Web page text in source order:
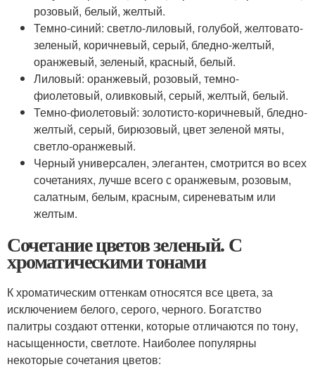
розовый, белый, желтый.
Темно-синий: светло-лиловый, голубой, желтовато-
зеленый, коричневый, серый, бледно-желтый,
оранжевый, зеленый, красный, белый.
Лиловый: оранжевый, розовый, темно-
фиолетовый, оливковый, серый, желтый, белый.
Темно-фиолетовый: золотисто-коричневый, бледно-
желтый, серый, бирюзовый, цвет зеленой мяты,
светло-оранжевый.
Черный универсален, элегантен, смотрится во всех
сочетаниях, лучше всего с оранжевым, розовым,
салатным, белым, красным, сиреневатым или
желтым.
Сочетание цветов зеленый. С
хроматическими тонами
К хроматическим оттенкам относятся все цвета, за
исключением белого, серого, черного. Богатство
палитры создают оттенки, которые отличаются по тону,
насыщенности, светлоте. Наиболее популярны
некоторые сочетания цветов: